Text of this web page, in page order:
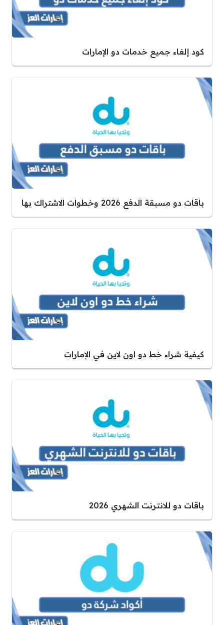
كود إلغاء جميع خدمات دو الإمارات
باقات دو مسبقة الدفع 2026 وخطوات الاشتراك بها
كيفية شراء خط دو اون لاين في الإمارات
باقات دو للانترنت الشهري 2026